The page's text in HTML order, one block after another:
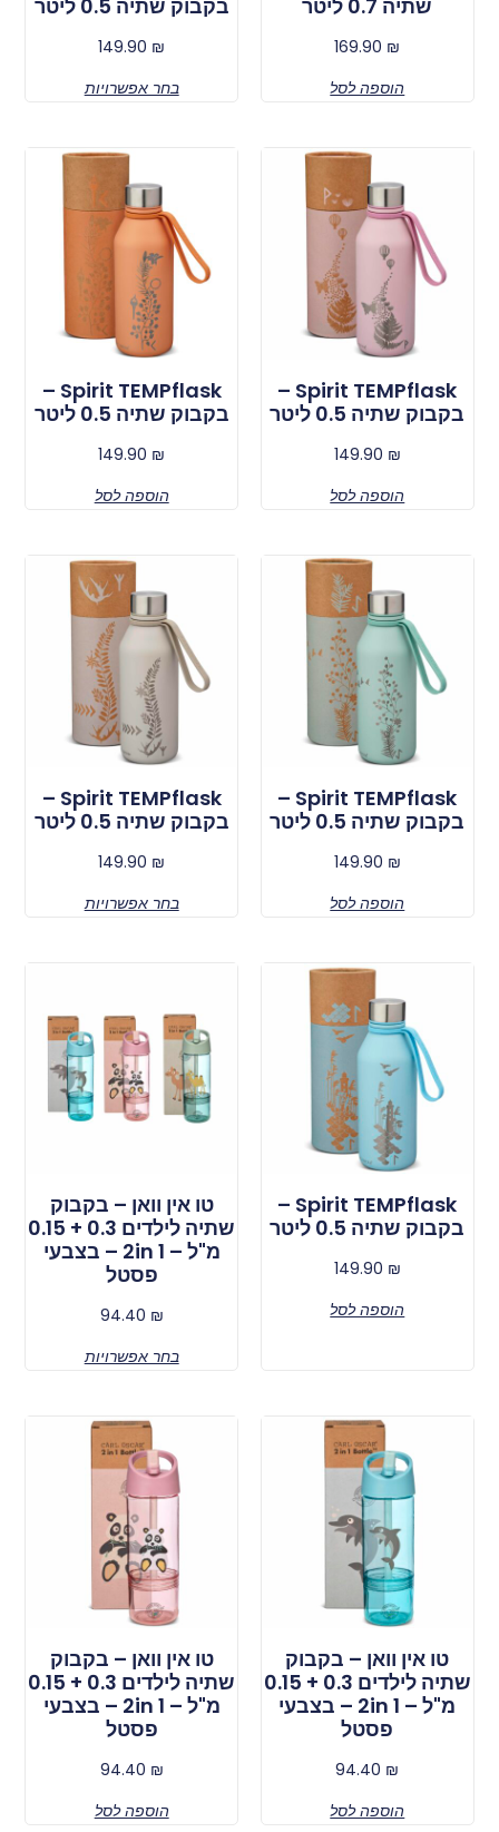
שתיה 0.7 ליטר
169.90 ₪
הוספה לסל
בקבוק שתיה 0.5 ליטר
149.90 ₪
בחר אפשרויות
Spirit TEMPflask –
בקבוק שתיה 0.5 ליטר
149.90 ₪
הוספה לסל
Spirit TEMPflask –
בקבוק שתיה 0.5 ליטר
149.90 ₪
הוספה לסל
Spirit TEMPflask –
בקבוק שתיה 0.5 ליטר
149.90 ₪
הוספה לסל
Spirit TEMPflask –
בקבוק שתיה 0.5 ליטר
149.90 ₪
בחר אפשרויות
Spirit TEMPflask –
בקבוק שתיה 0.5 ליטר
149.90 ₪
הוספה לסל
טו אין וואן – בקבוק
שתיה לילדים 0.3 + 0.15
מ"ל – 2in 1 – בצבעי
פסטל
94.40 ₪
בחר אפשרויות
טו אין וואן – בקבוק
שתיה לילדים 0.3 + 0.15
מ"ל – 2in 1 – בצבעי
פסטל
94.40 ₪
הוספה לסל
טו אין וואן – בקבוק
שתיה לילדים 0.3 + 0.15
מ"ל – 2in 1 – בצבעי
פסטל
94.40 ₪
הוספה לסל